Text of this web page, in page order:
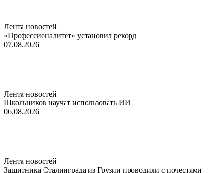
Лента новостей
«Профессионалитет» установил рекорд
07.08.2026
Лента новостей
Школьников научат использовать ИИ
06.08.2026
Лента новостей
Защитника Сталинграда из Грузии проводили с почестями